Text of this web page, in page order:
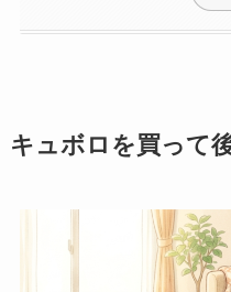
キュボロを買って